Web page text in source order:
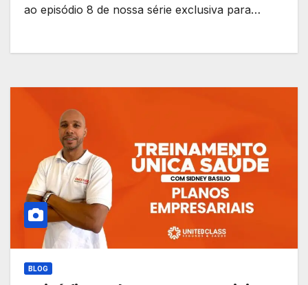
ao episódio 8 de nossa série exclusiva para…
BLOG